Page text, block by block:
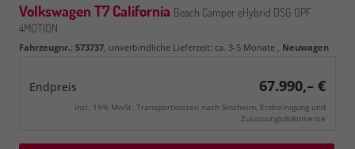
Volkswagen T7 California Beach Camper eHybrid DSG OPF
4MOTION
Fahrzeugnr.: 573737, unverbindliche Lieferzeit: ca. 3-5 Monate , Neuwagen
Endpreis 67.990,– €
incl. 19% MwSt. Transportkosten nach Sinsheim, Endreinigung und
Zulassungsdokumente